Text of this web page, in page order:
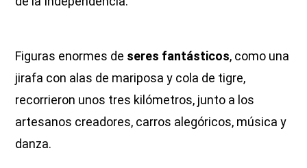
Figuras enormes de seres fantásticos, como una
jirafa con alas de mariposa y cola de tigre,
recorrieron unos tres kilómetros, junto a los
artesanos creadores, carros alegóricos, música y
danza.